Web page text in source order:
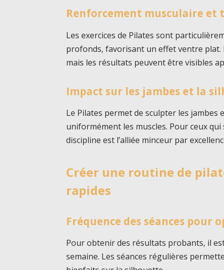
Renforcement musculaire
Les exercices de Pilates sont
profonds, favorisant un effet ventre
mais les résultats peuvent être visibles
Impact sur les jambes et la
Le Pilates permet de sculpter les
uniformément les muscles. Pour ceux
discipline est l’alliée minceur par
Créer une routine de
rapides
Fréquence des séances pour
Pour obtenir des résultats probants, il
semaine. Les séances régulières